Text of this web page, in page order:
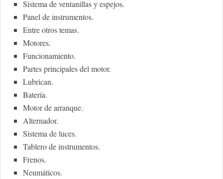
Sistema de ventanillas y espejos.
Panel de instrumentos.
Entre otros temas.
Motores.
Funcionamiento.
Partes principales del motor.
Lubrican.
Batería.
Motor de arranque.
Alternador.
Sistema de luces.
Tablero de instrumentos.
Frenos.
Neumáticos.